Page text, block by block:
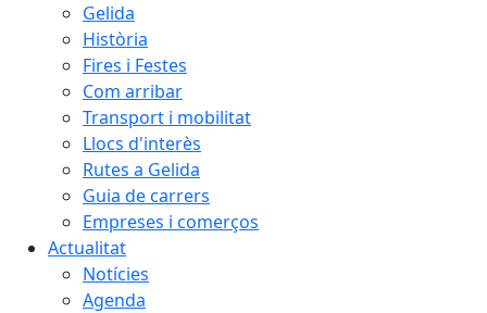
Gelida
Història
Fires i Festes
Com arribar
Transport i mobilitat
Llocs d'interès
Rutes a Gelida
Guia de carrers
Empreses i comerços
Actualitat
Notícies
Agenda